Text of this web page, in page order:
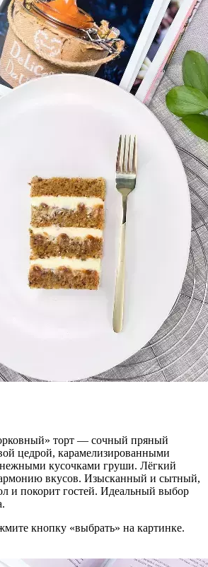
торт — сочный пряный
цедрой, карамелизированными
кусочками груши. Лёгкий
вкусов. Изысканный и сытный,
и покорит гостей. Идеальный выбор
кнопку «выбрать» на картинке.